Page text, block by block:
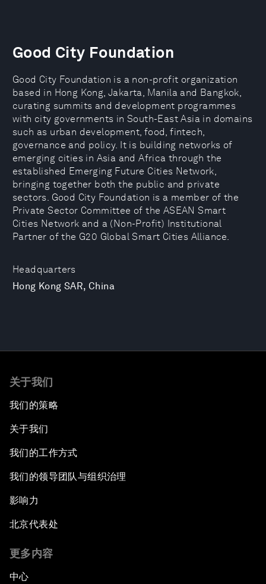
Headquarters
Hong Kong SAR, China
Good City Foundation
Good City Foundation is a non-profit organization
based in Hong Kong, Jakarta, Manila and Bangkok,
curating summits and development programmes
with city governments in South-East Asia in domains
such as urban development, food, fintech,
governance and policy. It is building networks of
emerging cities in Asia and Africa through the
established Emerging Future Cities Network,
bringing together both the public and private
sectors. Good City Foundation is a member of the
Private Sector Committee of the ASEAN Smart
Cities Network and a (Non-Profit) Institutional
Partner of the G20 Global Smart Cities Alliance.
关于我们
我们的策略
关于我们
我们的工作方式
我们的领导团队与组织治理
影响力
北京代表处
更多内容
中心